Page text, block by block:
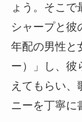
ょう。そこで
シャープと彼
年配の男性と
ー）」し、彼
えてもらい、
ニーを丁寧に